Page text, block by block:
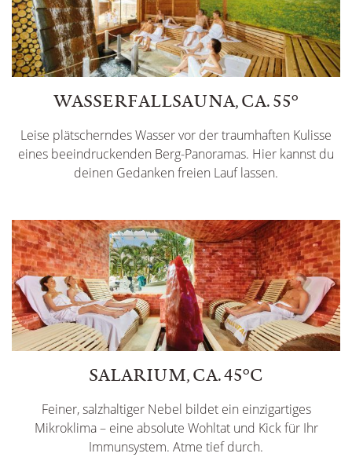
WASSERFALLSAUNA, CA. 55°
Leise plätscherndes Wasser vor der traumhaften Kulisse
eines beeindruckenden Berg-Panoramas. Hier kannst du
deinen Gedanken freien Lauf lassen.
SALARIUM, CA. 45°C
Feiner, salzhaltiger Nebel bildet ein einzigartiges
Mikroklima – eine absolute Wohltat und Kick für Ihr
Immunsystem. Atme tief durch.